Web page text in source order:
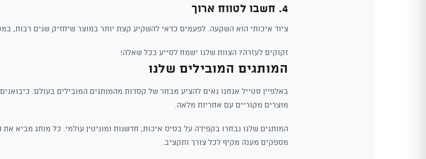
4. חשבו לטווח ארוך
ציוד איכותי הוא השקעה. לפעמים כדאי להשקיע קצת יותר במוצר שיחזיק שנים רבות,
זקוקים לעזרה? הצוות שלנו ישמח לסייע בכל שאלה!
המותגים המובילים שלנו
באלפיין סטייל אנחנו גאים להציע מבחר של קסדות מהמותגים המובילים בעולם.
מוצרים מקוריים עם אחריות מלאה.
המותגים שלנו נבחרו בקפידה על בסיס איכות, חדשנות ומוניטין עולמי. כל מותג מביא את
מספקים מענה מקיף לכל צורך ותקציב.